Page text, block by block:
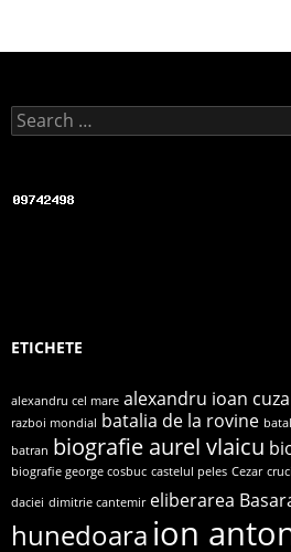
Search for:
ETICHETE
alexandru cel mare alexandru ioan cuza
razboi mondial batalia de la rovine
batran biografie aurel vlaicu
biografie george cosbuc castelul peles Cezar
daciei dimitrie cantemir eliberarea
hunedoara ion